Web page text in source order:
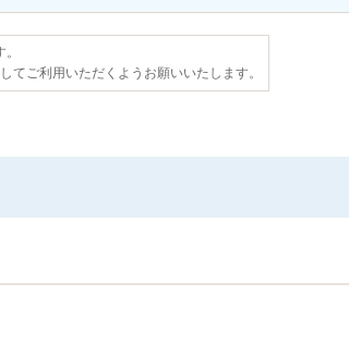
てご利用いただくようお願いいたします。